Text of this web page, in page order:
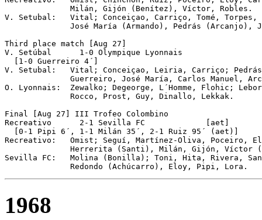
              Milán, Gijón (Benítez), Víctor, Robles.
V. Setubal:   Vital; Conceiçao, Carriço, Tomé,
José María (Armando), Pedrás (Arcanjo),
Third place match [Aug 27]
V. Setúbal	1-0 Olympique Lyonnais
  [1-0 Guerreiro 4´]
V. Setubal:   Vital; Conceiçao, Leiria, Carriço;
Guerreiro, José María, Carlos Manuel,
O. Lyonnais:  Zewalko; Degeorge, L´Homme, Flohic;
              Rocco, Prost, Guy, Dinallo, Lekkak.
Final [Aug 27] III Trofeo Colombino
Recreativo	2-1 Sevilla FC             [aet]
  [0-1 Pipi 6´, 1-1 Milán 35´, 2-1 Ruiz 95´ (aet)]
Recreativo:   Omist; Seguí, Martínez-Oliva, Poceiro,
Herrerita (Santi), Milán, Gijón, Víctor
Sevilla FC:   Molina (Bonilla); Toni, Hita, Rivera,
1968